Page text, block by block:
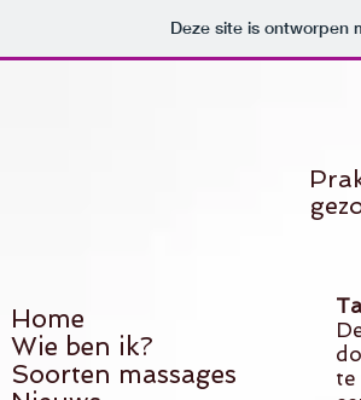
Deze site is ontworpen
te
Home
Wie ben ik?
Soorten massages